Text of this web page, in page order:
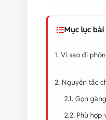
Mục lục
1. Vì sao đi
2. Nguyên tắc
2.1. Gọn
2.2. Phù